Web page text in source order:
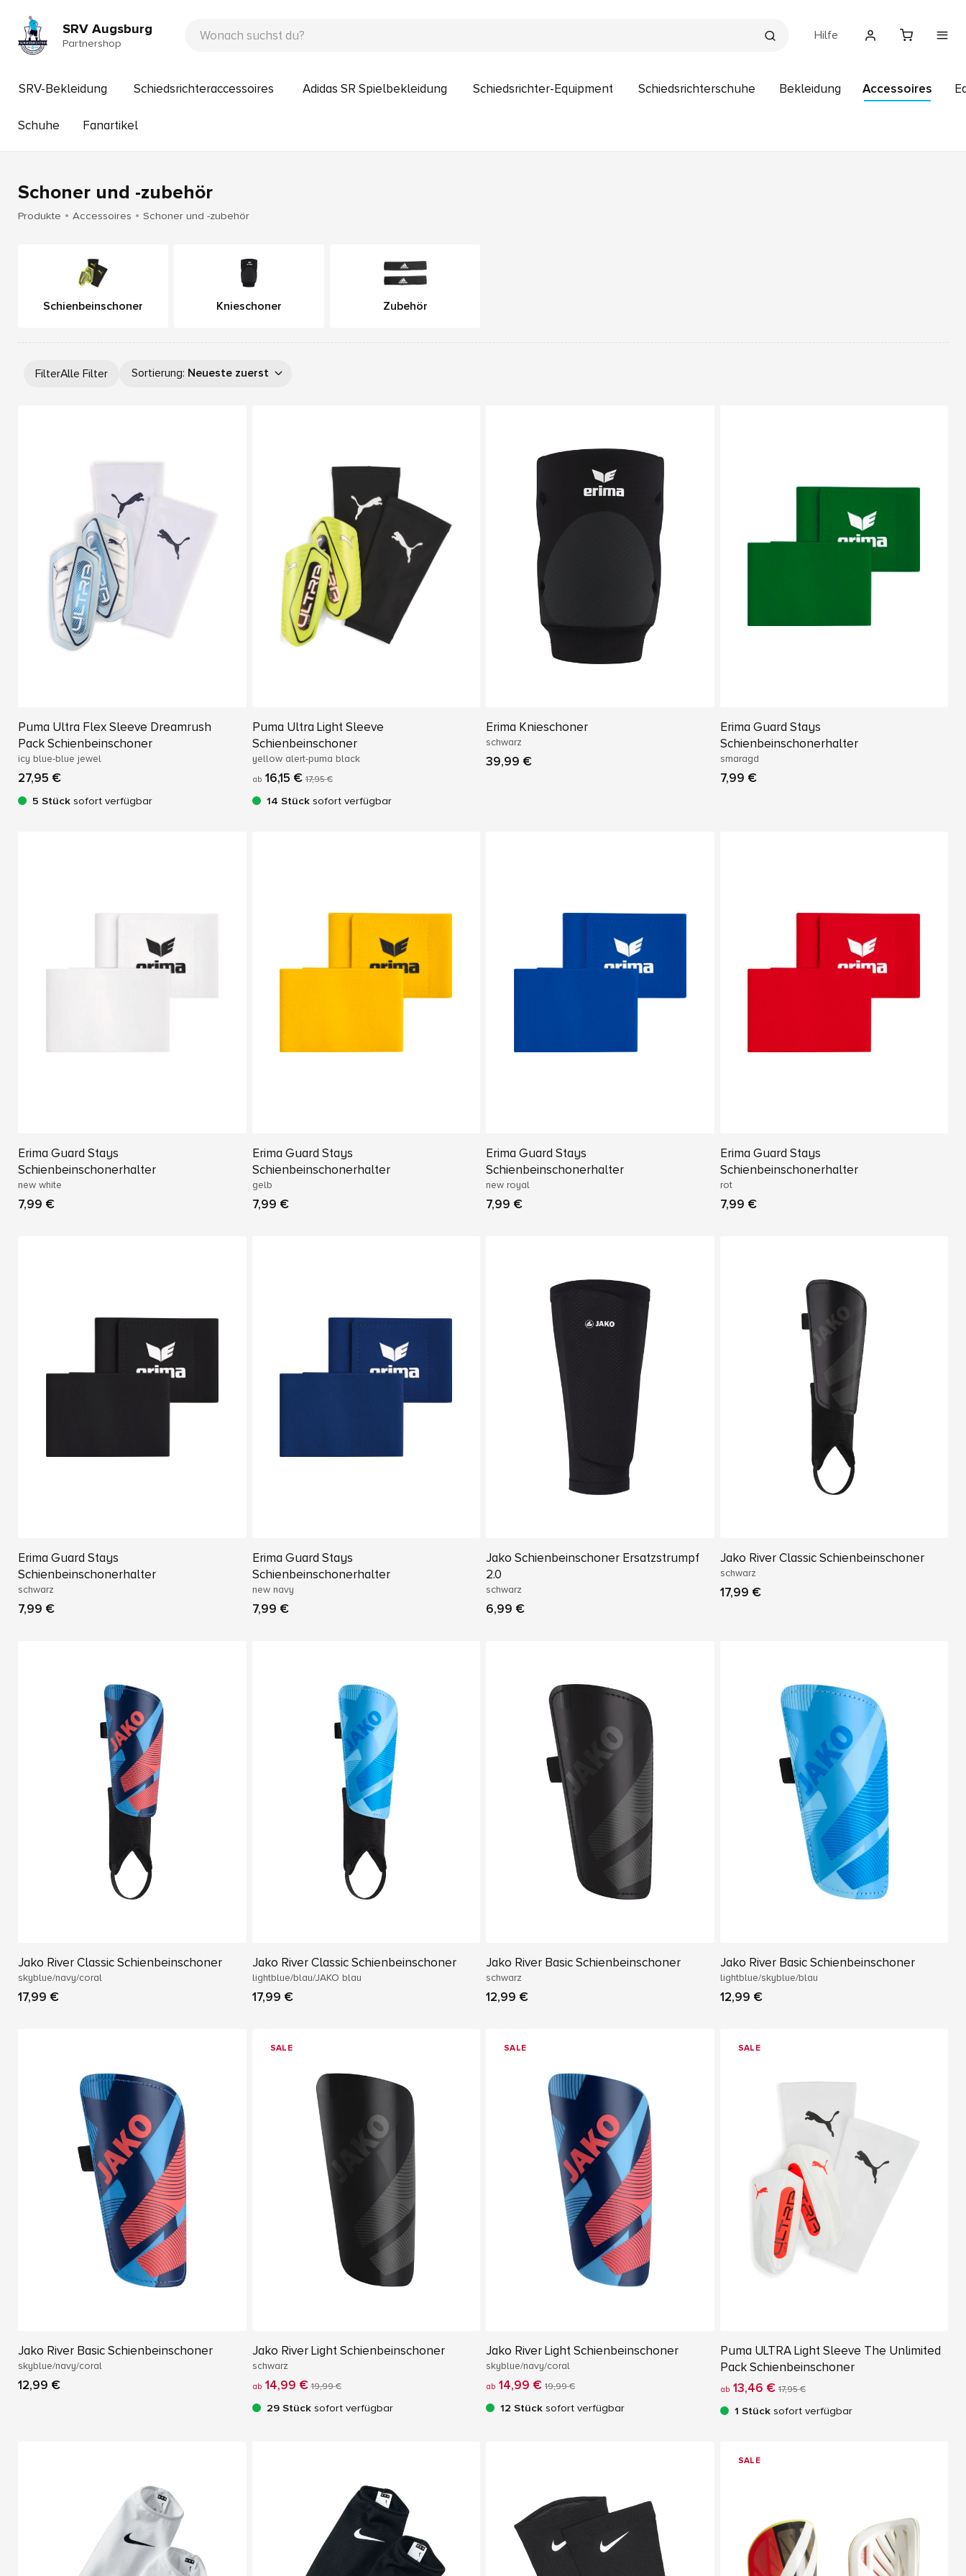
SRV Augsburg
Partnershop
Hilfe
SRV-Bekleidung Schiedsrichteraccessoires Adidas SR Spielbekleidung Schiedsrichter-Equipment Schiedsrichterschuhe Bekleidung Accessoires
Schuhe Fanartikel
Schoner und -zubehör
Produkte Accessoires Schoner und -zubehör
Schienbeinschoner Knieschoner Zubehör
FilterAlle Filter Sortierung: Neueste zuerst
Puma Ultra Flex Sleeve Dreamrush
Pack Schienbeinschoner
icy blue-blue jewel
27,95 €
5 Stück sofort verfügbar
Puma Ultra Light Sleeve
Schienbeinschoner
yellow alert-puma black
ab 16,15 € 17,95 €
14 Stücksofort verfügbar
Erima Knieschoner
schwarz
39,99 €
Erima Guard Stays
Schienbeinschonerhalter
smaragd
7,99 €
Erima Guard Stays
Schienbeinschonerhalter
new white
7,99 €
Erima Guard Stays
Schienbeinschonerhalter
gelb
7,99 €
Erima Guard Stays
Schienbeinschonerhalter
new royal
7,99 €
Erima Guard Stays
Schienbeinschonerhalter
rot
7,99 €
Erima Guard Stays
Schienbeinschonerhalter
schwarz
7,99 €
Erima Guard Stays
Schienbeinschonerhalter
new navy
7,99 €
Jako Schienbeinschoner Ersatzstrumpf
2.0
schwarz
6,99 €
Jako River Classic Schienbeinschoner
schwarz
17,99 €
Jako River Classic Schienbeinschoner
skyblue/navy/coral
17,99 €
Jako River Classic Schienbeinschoner
lightblue/blau/JAKO blau
17,99 €
Jako River Basic Schienbeinschoner
schwarz
12,99 €
Jako River Basic Schienbeinschoner
lightblue/skyblue/blau
12,99 €
Jako River Basic Schienbeinschoner
skyblue/navy/coral
12,99 €
SALE
Jako River Light Schienbeinschoner
schwarz
ab 14,99 € 19,99 €
29 Stücksofort verfügbar
SALE
Jako River Light Schienbeinschoner
skyblue/navy/coral
ab 14,99 € 19,99 €
12 Stück sofort verfügbar
SALE
Puma ULTRA Light Sleeve The Unlimited
Pack Schienbeinschoner
ab 13,46 € 17,95 €
1 Stücksofort verfügbar
SALE